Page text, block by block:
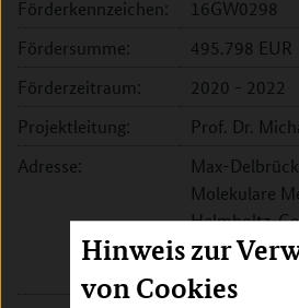
Hinweis zur
von Cookies
Förderkennzeichen:
16GW0298
Fördersumme:
495.798 EUR
Förderzeitraum:
2020 - 2022
Projektleitung:
Prof. Dr.
Adresse:
Max-
Molekulare
Helmholtz-
Robert-
13092 Berlin